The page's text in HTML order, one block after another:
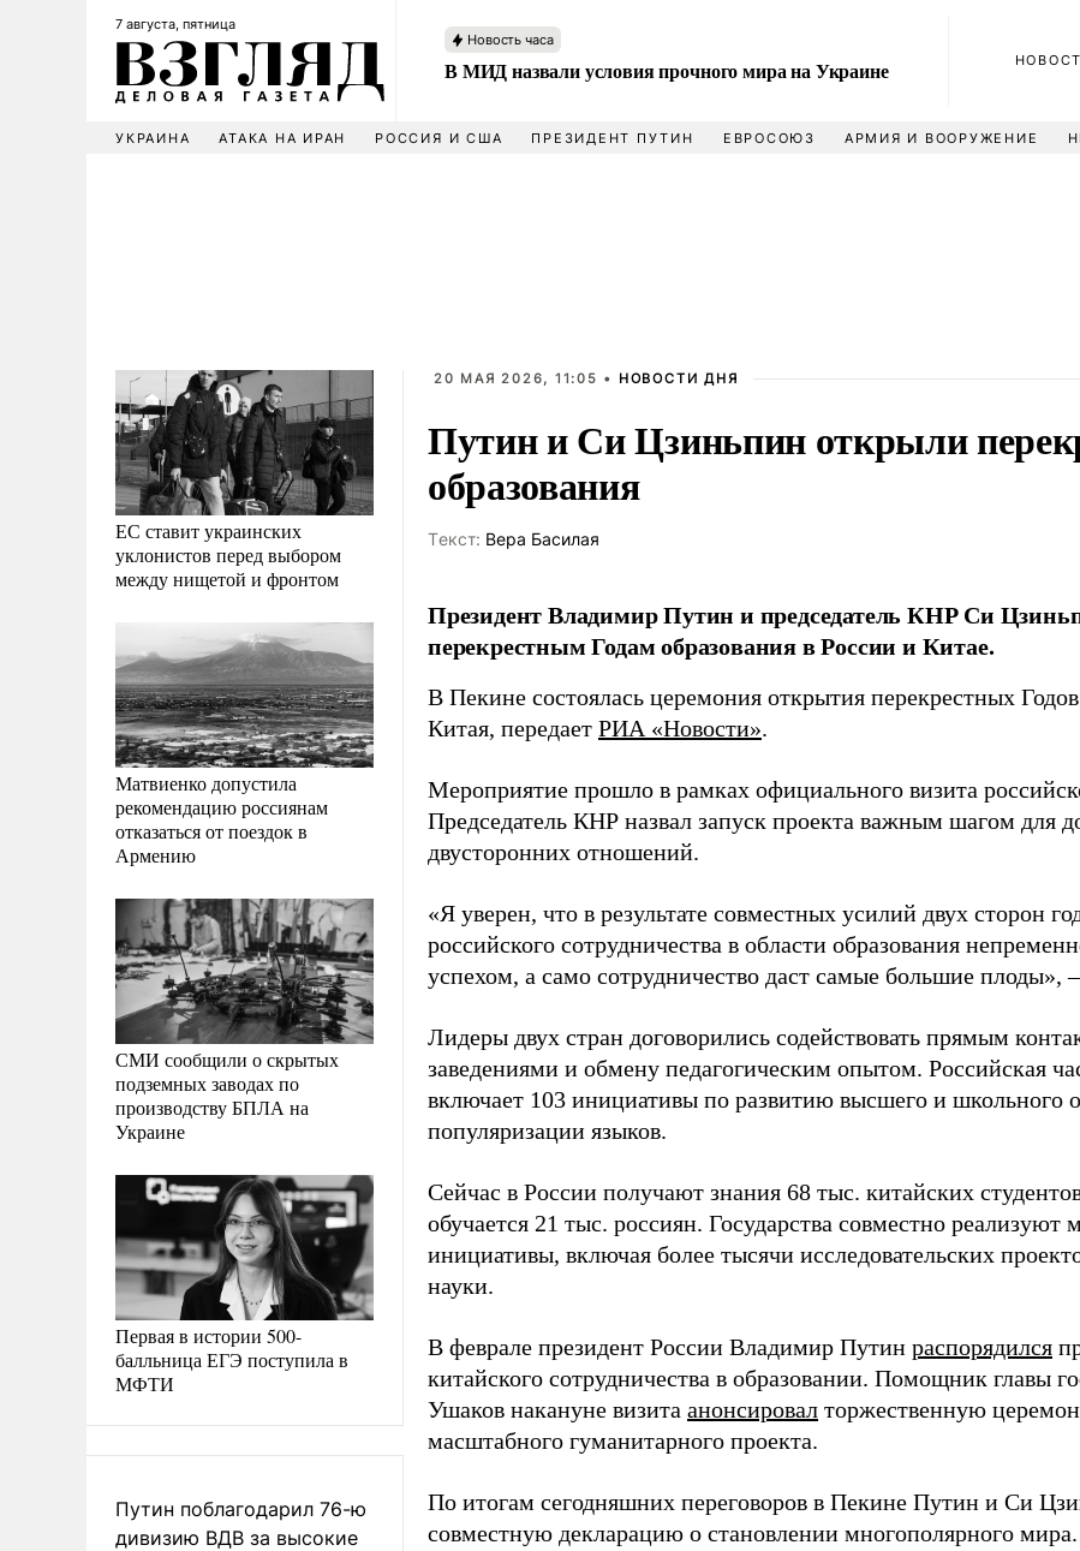
7 августа, пятница
Новость часа
В МИД назвали условия прочного мира на Украине
УКРАИНА АТАКА НА ИРАН РОССИЯ И США ПРЕЗИДЕНТ ПУТИН ЕВРОСОЮЗ АРМИЯ И ВООРУЖЕНИЕ
ЕС ставит украинских
уклонистов перед выбором
между нищетой и фронтом
Матвиенко допустила
рекомендацию россиянам
отказаться от поездок в
Армению
СМИ сообщили о скрытых
подземных заводах по
производству БПЛА на
Украине
Первая в истории 500-
балльница ЕГЭ поступила в
МФТИ
Путин поблагодарил 76-ю
дивизию ВДВ за высокие
20 МАЯ 2026, 11:05 • НОВОСТИ ДНЯ
Путин и Си Цзиньпин открыли
образования
Tекст: Вера Басилая
Президент Владимир Путин и председатель КНР Си
перекрестным Годам образования в России и Китае.
В Пекине состоялась церемония открытия перекрестных
Китая, передает РИА «Новости».
Мероприятие прошло в рамках официального визита
Председатель КНР назвал запуск проекта важным шагом для
двусторонних отношений.
«Я уверен, что в результате совместных усилий двух сторон
российского сотрудничества в области образования
успехом, а само сотрудничество даст самые большие плоды»,
Лидеры двух стран договорились содействовать прямым
заведениями и обмену педагогическим опытом. Российская
включает 103 инициативы по развитию высшего и школьного
популяризации языков.
Сейчас в России получают знания 68 тыс. китайских
обучается 21 тыс. россиян. Государства совместно
инициативы, включая более тысячи исследовательских
науки.
В феврале президент России Владимир Путин распорядился
китайского сотрудничества в образовании. Помощник главы
Ушаков накануне визита анонсировал торжественную
масштабного гуманитарного проекта.
По итогам сегодняшних переговоров в Пекине Путин и Си
совместную декларацию о становлении многополярного мира.